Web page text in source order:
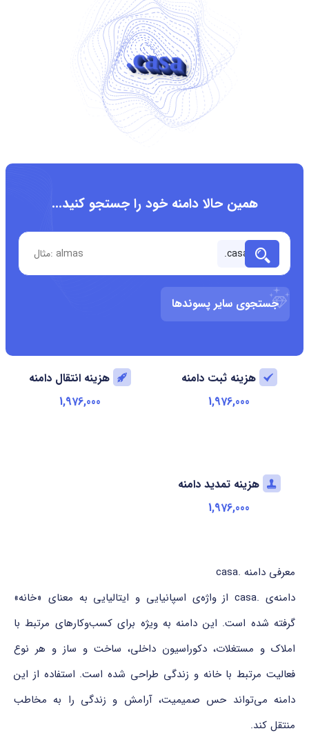
.casa
همین حالا دامنه خود را جستجو کنید...
جستجوی سایر پسوندها
هزینه ثبت دامنه
1,976,000
هزینه انتقال دامنه
1,976,000
هزینه تمدید دامنه
1,976,000
معرفی دامنه .casa
دامنه‌ی .casa از واژه‌ی اسپانیایی و ایتالیایی به معنای «خانه»
گرفته شده است. این دامنه به ویژه برای کسب‌وکارهای مرتبط با
املاک و مستغلات، دکوراسیون داخلی، ساخت و ساز و هر نوع
فعالیت مرتبط با خانه و زندگی طراحی شده است. استفاده از این
دامنه می‌تواند حس صمیمیت، آرامش و زندگی را به مخاطب
منتقل کند.